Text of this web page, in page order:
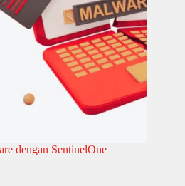
dengan SentinelOne